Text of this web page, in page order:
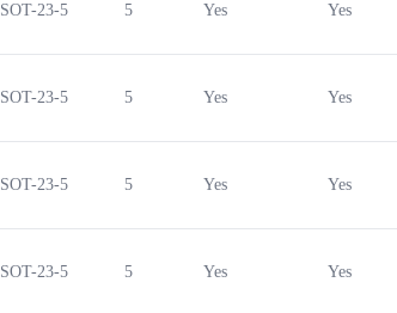
SOT-23-5 5 Yes Yes
SOT-23-5 5 Yes Yes
SOT-23-5 5 Yes Yes
SOT-23-5 5 Yes Yes